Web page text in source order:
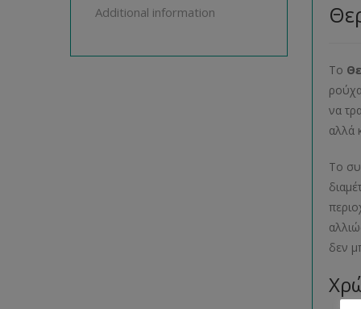
Additional information
Το
να
αλλά
Το
δεν